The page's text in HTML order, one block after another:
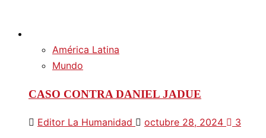
América Latina
Mundo
CASO CONTRA DANIEL JADUE
Editor La Humanidad octubre 28, 2024 3